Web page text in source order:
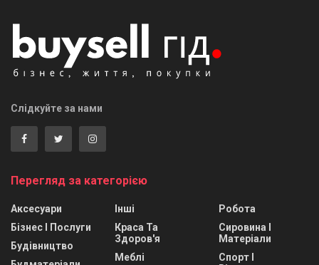
Слідкуйте за нами
Перегляд за категорією
Аксесуари
Бізнес І Послуги
Будівництво
Інші
Краса Та
Здоров'я
Меблі
Робота
Сировина І
Матеріали
Спорт І